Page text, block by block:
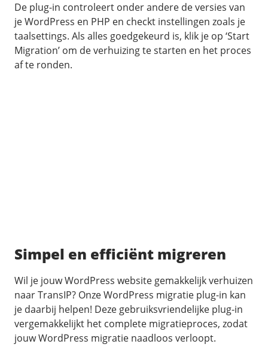
De plug-in controleert onder andere de versies van
je WordPress en PHP en checkt instellingen zoals je
taalsettings. Als alles goedgekeurd is, klik je op ‘Start
Migration’ om de verhuizing te starten en het proces
af te ronden.
Simpel en efficiënt migreren
Wil je jouw WordPress website gemakkelijk verhuizen
naar TransIP? Onze WordPress migratie plug-in kan
je daarbij helpen! Deze gebruiksvriendelijke plug-in
vergemakkelijkt het complete migratieproces, zodat
jouw WordPress migratie naadloos verloopt.